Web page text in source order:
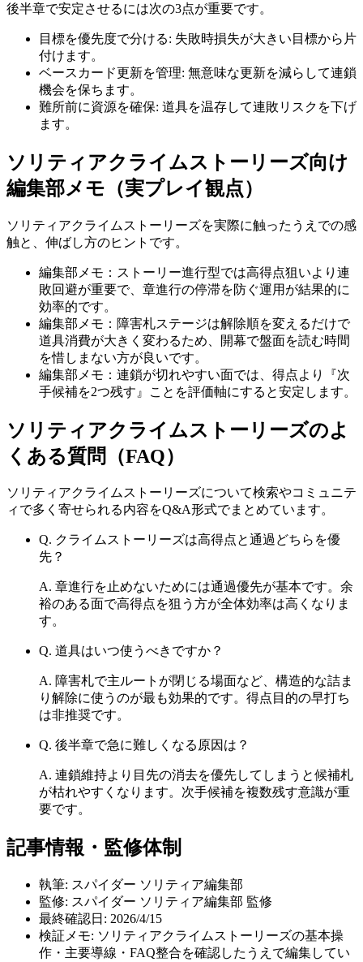
後半章で安定させるには次の3点が重要です。
目標を優先度で分ける: 失敗時損失が大きい目標から片
付けます。
ベースカード更新を管理: 無意味な更新を減らして連鎖
機会を保ちます。
難所前に資源を確保: 道具を温存して連敗リスクを下げ
ます。
ソリティアクライムストーリーズ向け
編集部メモ（実プレイ観点）
ソリティアクライムストーリーズを実際に触ったうえでの感
触と、伸ばし方のヒントです。
編集部メモ：ストーリー進行型では高得点狙いより連
敗回避が重要で、章進行の停滞を防ぐ運用が結果的に
効率的です。
編集部メモ：障害札ステージは解除順を変えるだけで
道具消費が大きく変わるため、開幕で盤面を読む時間
を惜しまない方が良いです。
編集部メモ：連鎖が切れやすい面では、得点より『次
手候補を2つ残す』ことを評価軸にすると安定します。
ソリティアクライムストーリーズのよ
くある質問（FAQ）
ソリティアクライムストーリーズについて検索やコミュニテ
ィで多く寄せられる内容をQ&A形式でまとめています。
Q. クライムストーリーズは高得点と通過どちらを優
先？
A. 章進行を止めないためには通過優先が基本です。余
裕のある面で高得点を狙う方が全体効率は高くなりま
す。
Q. 道具はいつ使うべきですか？
A. 障害札で主ルートが閉じる場面など、構造的な詰ま
り解除に使うのが最も効果的です。得点目的の早打ち
は非推奨です。
Q. 後半章で急に難しくなる原因は？
A. 連鎖維持より目先の消去を優先してしまうと候補札
が枯れやすくなります。次手候補を複数残す意識が重
要です。
記事情報・監修体制
執筆: スパイダー ソリティア編集部
監修: スパイダー ソリティア編集部 監修
最終確認日: 2026/4/15
検証メモ: ソリティアクライムストーリーズの基本操
作・主要導線・FAQ整合を確認したうえで編集してい